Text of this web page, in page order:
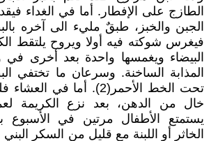
الطازج على الإفطار. أما في الغداء
الجبن والخبز، طبقٌ مليء الى آخره
فيغرس شوكته فيه أولا ويروح يلتقط
البيضاء ويغمسها واحدة بعد أخرى في
المذابة الساخنة. وسرعان ما تختفي
تحت الخط الأحمر(2). أما في
خال من الدهن، بعد نزع الكريمة
يستمتع الأطفال مرتين في الأسبوع
الخاثر أو اللبنة مع قليل من السكر